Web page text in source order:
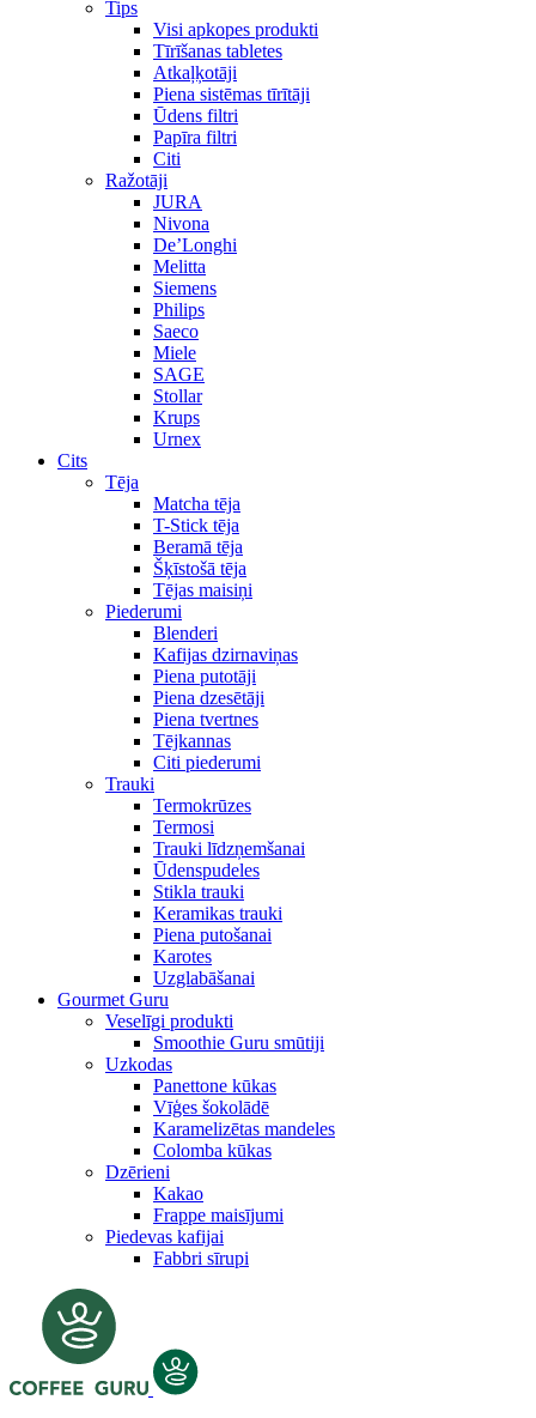
Tips
Visi apkopes produkti
Tīrīšanas tabletes
Atkaļķotāji
Piena sistēmas tīrītāji
Ūdens filtri
Papīra filtri
Citi
Ražotāji
JURA
Nivona
De’Longhi
Melitta
Siemens
Philips
Saeco
Miele
SAGE
Stollar
Krups
Urnex
Cits
Tēja
Matcha tēja
T-Stick tēja
Beramā tēja
Šķīstošā tēja
Tējas maisiņi
Piederumi
Blenderi
Kafijas dzirnaviņas
Piena putotāji
Piena dzesētāji
Piena tvertnes
Tējkannas
Citi piederumi
Trauki
Termokrūzes
Termosi
Trauki līdzņemšanai
Ūdenspudeles
Stikla trauki
Keramikas trauki
Piena putošanai
Karotes
Uzglabāšanai
Gourmet Guru
Veselīgi produkti
Smoothie Guru smūtiji
Uzkodas
Panettone kūkas
Vīģes šokolādē
Karamelizētas mandeles
Colomba kūkas
Dzērieni
Kakao
Frappe maisījumi
Piedevas kafijai
Fabbri sīrupi